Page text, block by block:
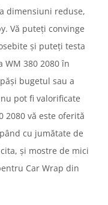
dimensiuni reduse,
Vă puteți convinge
și puteți testa
380 2080 în
bugetul sau a
pot fi valorificate
2080 vă este oferită
cu jumătate de
și mostre de mici
Car Wrap din